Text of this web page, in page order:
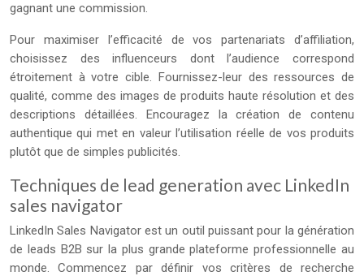
gagnant une commission.
Pour maximiser l’efficacité de vos partenariats d’affiliation,
choisissez des influenceurs dont l’audience correspond
étroitement à votre cible. Fournissez-leur des ressources de
qualité, comme des images de produits haute résolution et des
descriptions détaillées. Encouragez la création de contenu
authentique qui met en valeur l’utilisation réelle de vos produits
plutôt que de simples publicités.
Techniques de lead generation avec LinkedIn
sales navigator
LinkedIn Sales Navigator est un outil puissant pour la génération
de leads B2B sur la plus grande plateforme professionnelle au
monde. Commencez par définir vos critères de recherche